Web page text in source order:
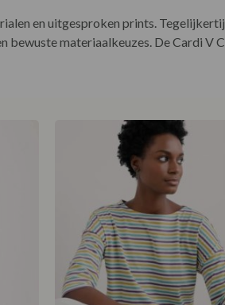
en uitgesproken prints.
materiaalkeuzes. De Cardi V